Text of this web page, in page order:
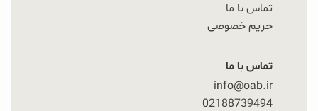
تماس با ما
حریم خصوصی
تماس با ما
info@oab.ir
02188739494